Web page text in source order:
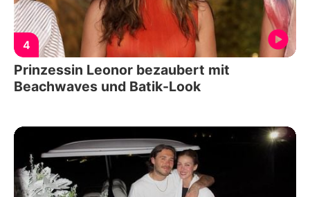
4
Prinzessin Leonor bezaubert mit
Beachwaves und Batik-Look